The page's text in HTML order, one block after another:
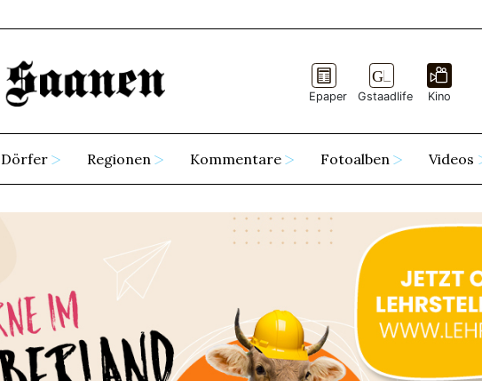
Epaper Gstaadlife Kino
Dörfer Regionen Kommentare Fotoalben Videos